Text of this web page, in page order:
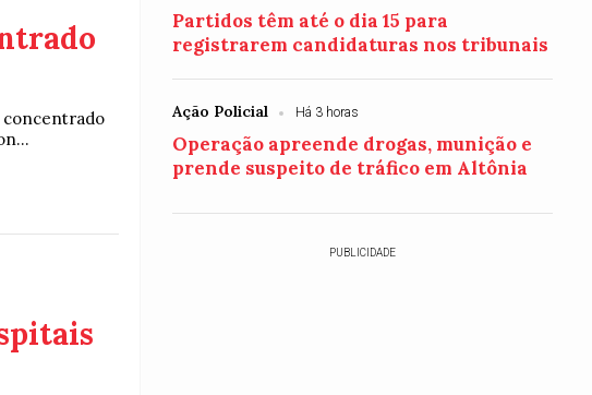
concentrado
Partidos têm até o dia 15 para
registrarem candidaturas nos tribunais
Ação Policial Há 3 horas
Operação apreende drogas, munição e
prende suspeito de tráfico em Altônia
PUBLICIDADE